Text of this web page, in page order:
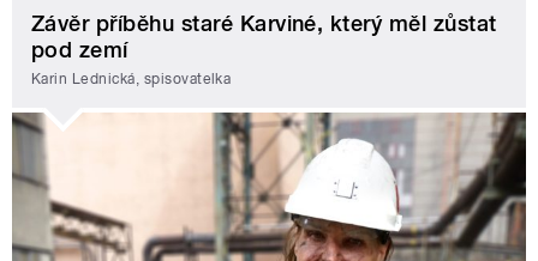
Závěr příběhu staré Karviné, který měl zůstat
pod zemí
Karin Lednická, spisovatelka